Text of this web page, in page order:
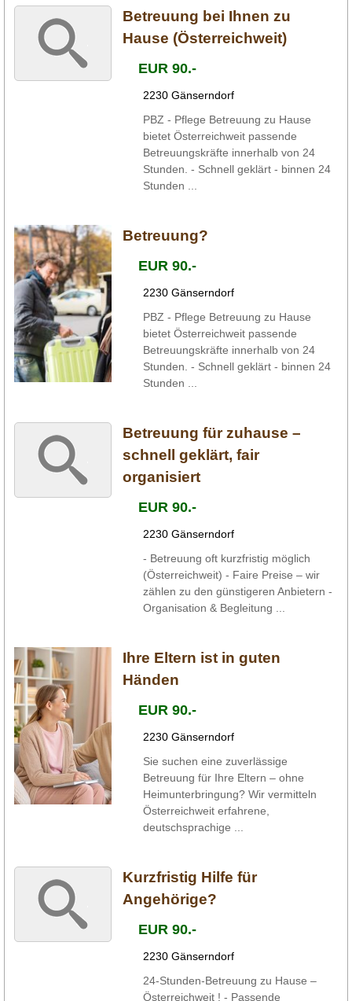
Betreuung bei Ihnen zu
Hause (Österreichweit)
EUR 90.-
2230 Gänserndorf
PBZ - Pflege Betreuung zu Hause
bietet Österreichweit passende
Betreuungskräfte innerhalb von 24
Stunden. - Schnell geklärt - binnen 24
Stunden ...
Betreuung?
EUR 90.-
2230 Gänserndorf
PBZ - Pflege Betreuung zu Hause
bietet Österreichweit passende
Betreuungskräfte innerhalb von 24
Stunden. - Schnell geklärt - binnen 24
Stunden ...
Betreuung für zuhause –
schnell geklärt, fair
organisiert
EUR 90.-
2230 Gänserndorf
- Betreuung oft kurzfristig möglich
(Österreichweit) - Faire Preise – wir
zählen zu den günstigeren Anbietern -
Organisation & Begleitung ...
Ihre Eltern ist in guten
Händen
EUR 90.-
2230 Gänserndorf
Sie suchen eine zuverlässige
Betreuung für Ihre Eltern – ohne
Heimunterbringung? Wir vermitteln
Österreichweit erfahrene,
deutschsprachige ...
Kurzfristig Hilfe für
Angehörige?
EUR 90.-
2230 Gänserndorf
24-Stunden-Betreuung zu Hause –
Österreichweit ! - Passende